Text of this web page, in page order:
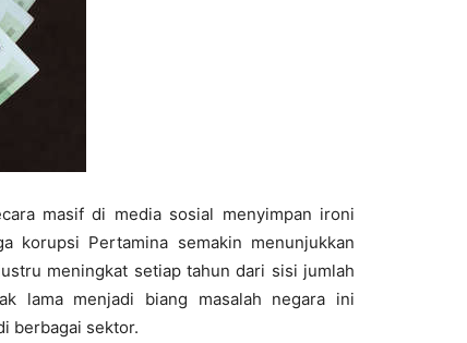
masif di media sosial menyimpan ironi
korupsi Pertamina semakin menunjukkan
meningkat setiap tahun dari sisi jumlah
lama menjadi biang masalah negara ini
berbagai sektor.